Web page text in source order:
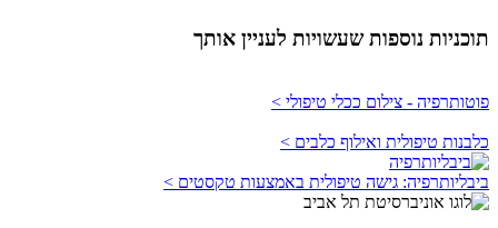
תוכניות נוספות שעשויות לעניין אותך
פוטותרפיה - צילום ככלי טיפולי >
כלבנות טיפולית ואילוף כלבים >
ביבליותרפיה: גישה טיפולית באמצעות טקסטים >